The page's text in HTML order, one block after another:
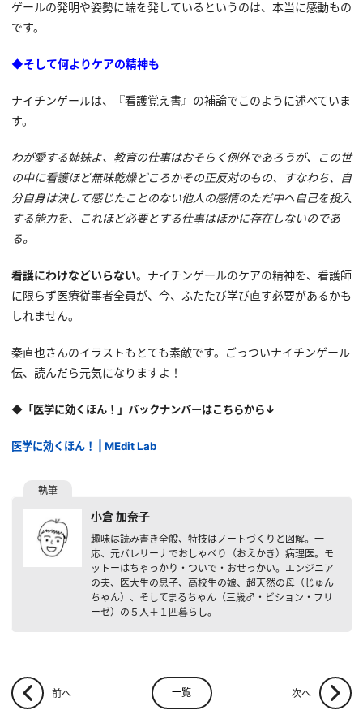
ゲールの発明や姿勢に端を発しているというのは、本当に感動もの
です。
◆そして何よりケアの精神も
ナイチンゲールは、『看護覚え書』の補論でこのように述べていま
す。
わが愛する姉妹よ、教育の仕事はおそらく例外であろうが、この世
の中に看護ほど無味乾燥どころかその正反対のもの、すなわち、自
分自身は決して感じたことのない他人の感情のただ中へ自己を投入
する能力を、これほど必要とする仕事はほかに存在しないのであ
る。
看護にわけなどいらない。ナイチンゲールのケアの精神を、看護師
に限らず医療従事者全員が、今、ふたたび学び直す必要があるかも
しれません。
秦直也さんのイラストもとても素敵です。ごっついナイチンゲール
伝、読んだら元気になりますよ！
◆「医学に効くほん！」バックナンバーはこちらから↓
医学に効くほん！ | MEdit Lab
小倉 加奈子
趣味は読み書き全般、特技はノートづくりと図解。一
応、元バレリーナでおしゃべり（おえかき）病理医。モ
ットーはちゃっかり・ついで・おせっかい。エンジニア
の夫、医大生の息子、高校生の娘、超天然の母（じゅん
ちゃん）、そしてまるちゃん（三歳♂・ビション・フリ
ーゼ）の５人＋１匹暮らし。
前へ 一覧 次へ